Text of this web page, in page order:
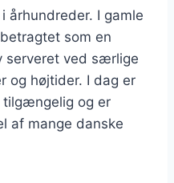
århundreder. I gamle
som en
serveret ved særlige
og højtider. I dag er
tilgængelig og er
af mange danske